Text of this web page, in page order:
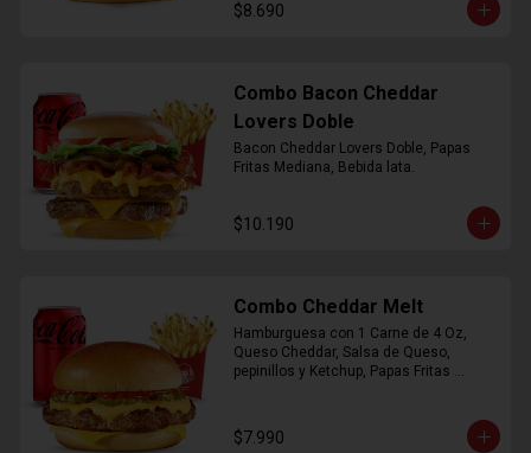
$8.690
Combo Bacon Cheddar
Lovers Doble
Bacon Cheddar Lovers Doble, Papas
Fritas Mediana, Bebida lata.
$10.190
Combo Cheddar Melt
Hamburguesa con 1 Carne de 4 Oz,
Queso Cheddar, Salsa de Queso,
pepinillos y Ketchup, Papas Fritas
$7.990